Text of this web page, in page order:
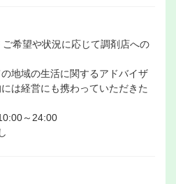
希望や状況に応じて調剤店への
地域の生活に関するアドバイザ
は経営にも携わっていただきた
～24:00